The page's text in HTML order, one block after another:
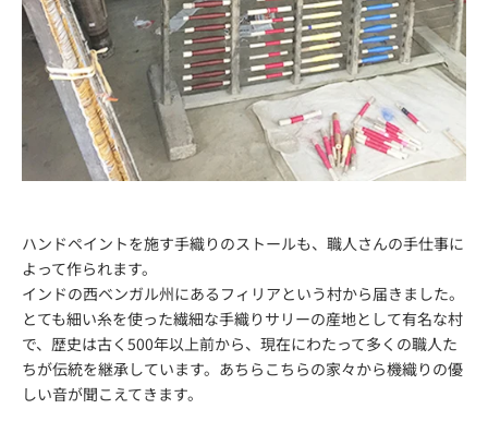
ハンドペイントを施す手織りのストールも、職人さんの手仕事に
よって作られます。
インドの西ベンガル州にあるフィリアという村から届きました。
とても細い糸を使った繊細な手織りサリーの産地として有名な村
で、歴史は古く500年以上前から、現在にわたって多くの職人た
ちが伝統を継承しています。あちらこちらの家々から機織りの優
しい音が聞こえてきます。